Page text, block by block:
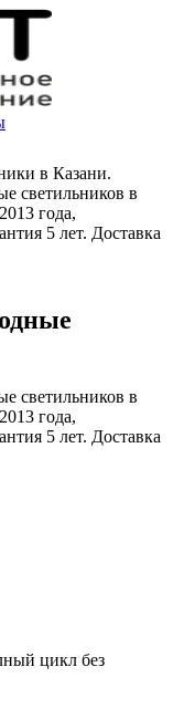
в Казани.
светильников в
года,
5 лет. Доставка
светильников в
года,
5 лет. Доставка
цикл без